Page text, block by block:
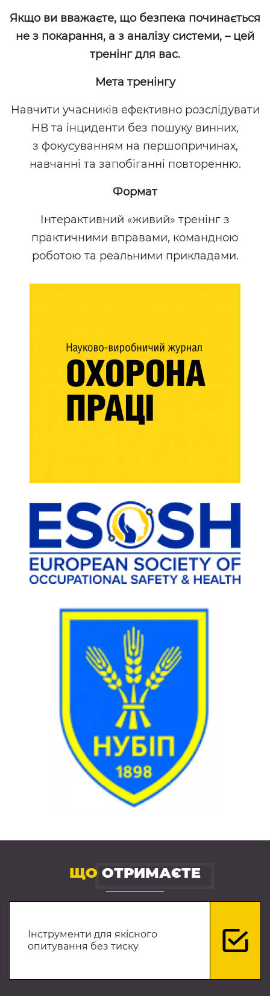
Якщо ви вважаєте, що безпека починається
не з покарання, а з аналізу системи, – цей
тренінг для вас.
Мета тренінгу
Навчити учасників ефективно розслідувати
НВ та інциденти без пошуку винних,
з фокусуванням на першопричинах,
навчанні та запобіганні повторенню.
Формат
Інтерактивний «живий» тренінг з
практичними вправами, командною
роботою та реальними прикладами.
ЩО ОТРИМАЄТЕ
Інструменти для якісного
опитування без тиску